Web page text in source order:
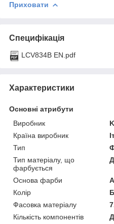
Приховати
Специфікація
LCV834B EN.pdf
Характеристики
Основні атрибути
Виробник
Країна виробник
Тип
Тип матеріалу, що
фарбується
Основа фарби
Колір
Фасовка матеріалу
Кількість компонентів